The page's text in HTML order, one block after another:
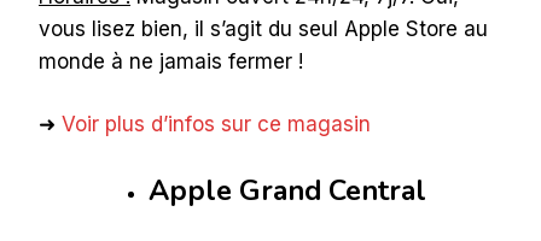
vous lisez bien, il s’agit du seul Apple Store au
monde à ne jamais fermer !
➜ Voir plus d’infos sur ce magasin
Apple Grand Central